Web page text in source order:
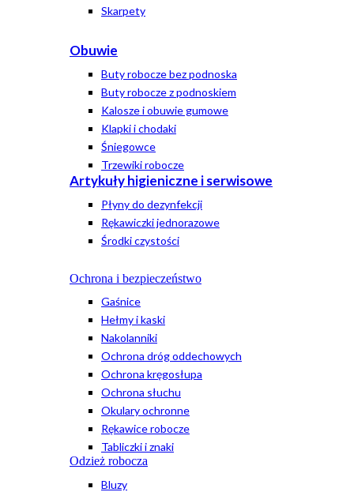
Skarpety
Obuwie
Buty robocze bez podnoska
Buty robocze z podnoskiem
Kalosze i obuwie gumowe
Klapki i chodaki
Śniegowce
Trzewiki robocze
Artykuły higieniczne i serwisowe
Płyny do dezynfekcji
Rękawiczki jednorazowe
Środki czystości
Ochrona i bezpieczeństwo
Gaśnice
Hełmy i kaski
Nakolanniki
Ochrona dróg oddechowych
Ochrona kręgosłupa
Ochrona słuchu
Okulary ochronne
Rękawice robocze
Tabliczki i znaki
Odzież robocza
Bluzy